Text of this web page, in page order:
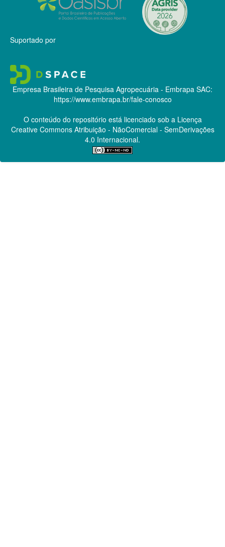
Suportado por
Empresa Brasileira de Pesquisa Agropecuária - Embrapa SAC:
https://www.embrapa.br/fale-conosco
O conteúdo do repositório está licenciado sob a Licença
Creative CommonsAtribuição - NãoComercial - SemDerivações
4.0 Internacional.